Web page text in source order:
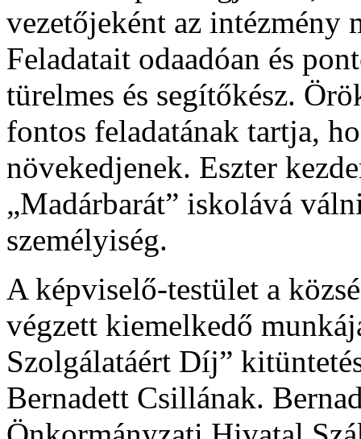
vezetőjeként az intézmény
Feladatait odaadóan és
türelmes és segítőkész.
fontos feladatának tartja,
növekedjenek. Eszter
„Madárbarát” iskolává
személyiség.
A képviselő-testület a
végzett kiemelkedő
Szolgálatáért Díj”
Bernadett Csillának.